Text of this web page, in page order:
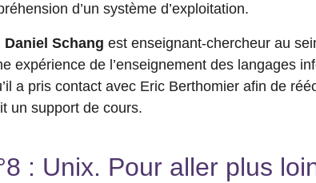
d’un système d’exploitation.
Daniel Schang est enseignant-chercheur au
expérience de l’enseignement des langages
a pris contact avec Eric Berthomier afin de
un support de cours.
: Unix. Pour aller plus